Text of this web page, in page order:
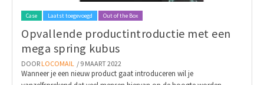
Case Laatst toegevoegd Out of the Box
Opvallende productintroductie met een
mega spring kubus
DOOR LOCOMAIL / 9 MAART 2022
Wanneer je een nieuw product gaat introduceren wil je